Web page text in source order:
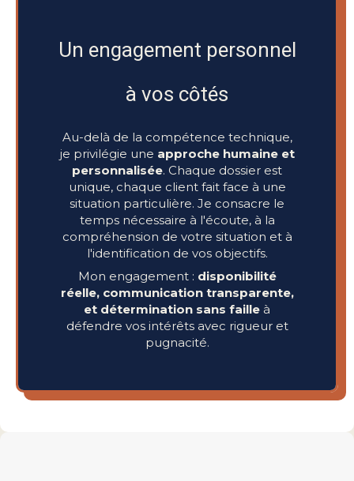
Un engagement personnel
à vos côtés
Au-delà de la compétence technique,
je privilégie une approche humaine et
personnalisée. Chaque dossier est
unique, chaque client fait face à une
situation particulière. Je consacre le
temps nécessaire à l'écoute, à la
compréhension de votre situation et à
l'identification de vos objectifs.
Mon engagement : disponibilité
réelle, communication transparente,
et détermination sans faille à
défendre vos intérêts avec rigueur et
pugnacité.